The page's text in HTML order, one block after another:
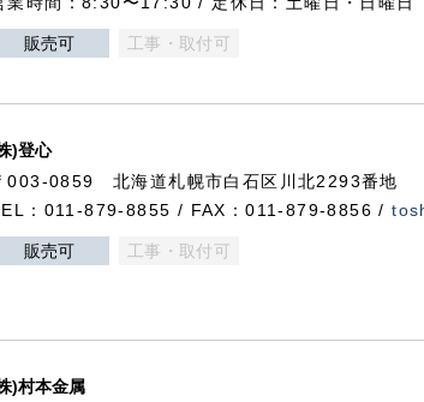
販売可 工事・取付可
)登心
003-0859 北海道札幌市白石区川北2293番地
：011-879-8855 / FAX：011-879-8856 /
販売可 工事・取付可
)村本金属